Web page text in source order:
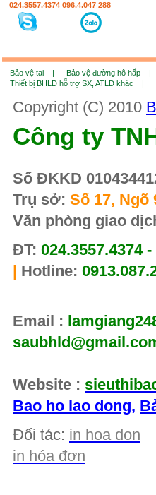
024.3557.4374 096.4.047 288
Bảo vệ tai | Bảo vệ đường hô hấp |
Thiết bị BHLD hỗ trợ SX, ATLD khác |
Copyright (C) 2010
Công ty
Số ĐKKD
Trụ sở: Số 17, Ngõ
Văn phòng giao
ĐT: 024.3557.4374
| Hotline:
Email :
Website :
Bao ho lao dong,
Đối tác: in hoa don
in hóa đơn